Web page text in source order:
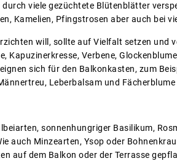
viele gezüchtete Blütenblätter
Kamelien, Pfingstrosen aber auch bei
will, sollte auf Vielfalt setzen und
Kapuzinerkresse, Verbene,
sich für den Balkonkasten, zum
Leberbalsam und Fächerblume
sonnenhungriger Basilikum,
auch Minzearten, Ysop oder
auf dem Balkon oder der Terrasse